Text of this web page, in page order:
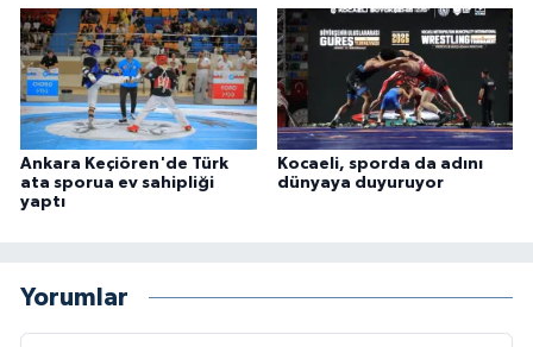
Ankara Keçiören'de Türk
ata sporua ev sahipliği
yaptı
Kocaeli, sporda da adını
dünyaya duyuruyor
Yorumlar